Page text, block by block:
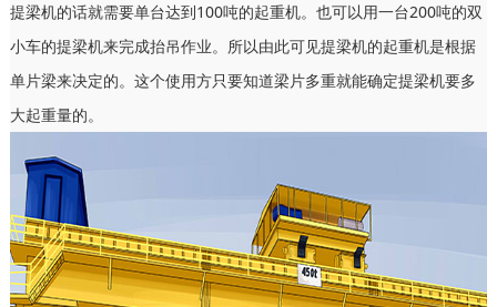
提梁机的话就需要单台达到100吨的起重机。也可以用一台200吨的双
小车的提梁机来完成抬吊作业。所以由此可见提梁机的起重机是根据
单片梁来决定的。这个使用方只要知道梁片多重就能确定提梁机要多
大起重量的。